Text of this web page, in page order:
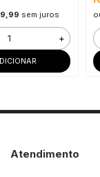
sem juros
+
Atendimento